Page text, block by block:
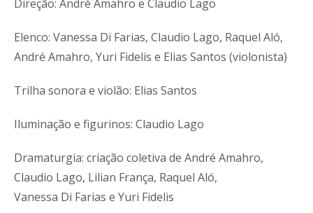
Direção: André Amahro e Claudio Lago
Elenco: Vanessa Di Farias, Claudio Lago, Raquel Aló,
André Amahro, Yuri Fidelis e Elias Santos (violonista)
Trilha sonora e violão: Elias Santos
Iluminação e figurinos: Claudio Lago
Dramaturgia: criação coletiva de André Amahro,
Claudio Lago, Lilian França, Raquel Aló,
Vanessa Di Farias e Yuri Fidelis